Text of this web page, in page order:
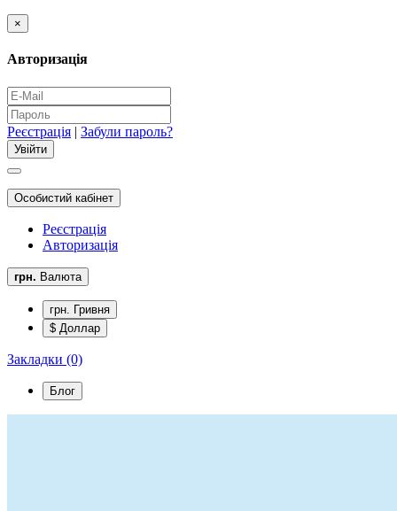
×
Авторизація
Реєстрація | Забули пароль?
Особистий кабінет
Реєстрація
Авторизація
грн. Валюта
грн. Гривня
$ Доллар
Закладки (0)
Блог